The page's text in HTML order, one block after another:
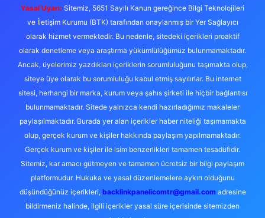
Yasal Uyarı: Sitemiz, 5651 Sayılı Kanun gereğince Bilgi Teknolojileri
ve İletişim Kurumu (BTK) tarafından onaylanmış bir Yer Sağlayıcı
olarak hizmet vermektedir. Bu nedenle, sitedeki içerikleri proaktif
olarak denetleme veya araştırma yükümlülüğümüz bulunmamaktadır.
Ancak, üyelerimiz yazdıkları içeriklerin sorumluluğunu taşımakta olup,
siteye üye olarak bu sorumluluğu kabul etmiş sayılırlar. Bu internet
sitesi, herhangi bir marka, kurum veya şahıs şirketi ile hiçbir bağlantısı
bulunmamaktadır. Sitede yalnızca kendi hazırladığımız makaleler
paylaşılmaktadır. Burada yer alan içerikler haber niteliği taşımamakta
olup, gerçek kurum ve kişiler hakkında paylaşım yapılmamaktadır.
Gerçek kurum ve kişiler ile isim benzerlikleri tamamen tesadüfidir.
Sitemiz, kar amacı gütmeyen ve tamamen ücretsiz bir bilgi paylaşım
platformudur. Hukuka ve yasal düzenlemelere aykırı olduğunu
düşündüğünüz içerikleri, backlinkpanelicomtr@gmail.comadresine
bildirmeniz halinde, ilgili içerikler yasal süre içerisinde sitemizden